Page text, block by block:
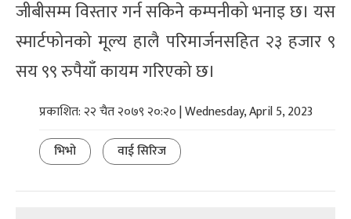
जीबीसम्म विस्तार गर्न सकिने कम्पनीको भनाइ छ। यस
स्मार्टफोनको मूल्य हालै परिमार्जनसहित २३ हजार ९
सय ९९ रुपैयाँ कायम गरिएको छ।
प्रकाशित: २२ चैत २०७९ २०:२० | Wednesday, April 5, 2023
भिभो
वाई सिरिज